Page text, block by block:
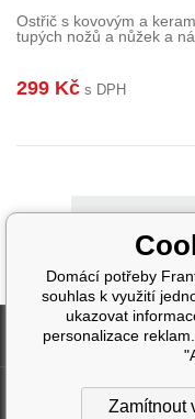
Ostřič s kovovým a
tupých nožů a nůžek a
299 Kč s DPH
Fakturační údaje
Další informace
Domácí potřeby
souhlas k využití
ukazovat
personalizace
Zamítnout